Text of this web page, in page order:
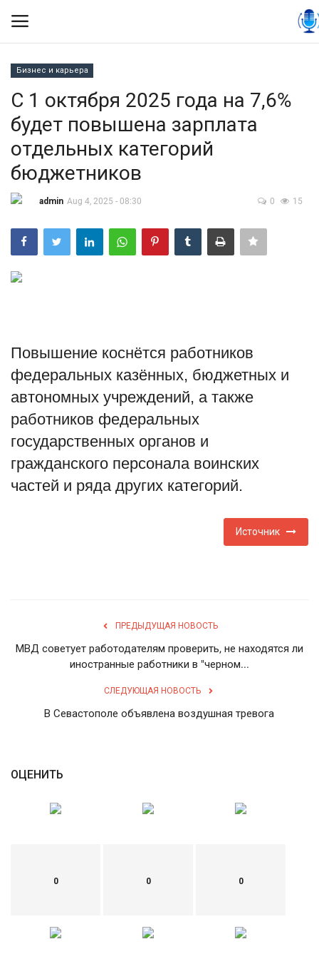
Контакты
Правила размещения
Политика
Экономика
Технологии
Туризм
Недвижимость
Авто
Здоровье
Образование
Русский
Бизнес и карьера
С 1 октября 2025 года на 7,6%
будет повышена зарплата
отдельных категорий
бюджетников
admin Aug 4, 2025 - 08:30 0 15
Повышение коснётся работников
федеральных казённых, бюджетных и
автономных учреждений, а также
работников федеральных
государственных органов и
гражданского персонала воинских
частей и ряда других категорий.
Источник
ПРЕДЫДУЩАЯ НОВОСТЬ
МВД советует работодателям проверить, не находятся ли
иностранные работники в "черном...
СЛЕДУЮЩАЯ НОВОСТЬ
В Севастополе объявлена воздушная тревога
ОЦЕНИТЬ
0 0 0